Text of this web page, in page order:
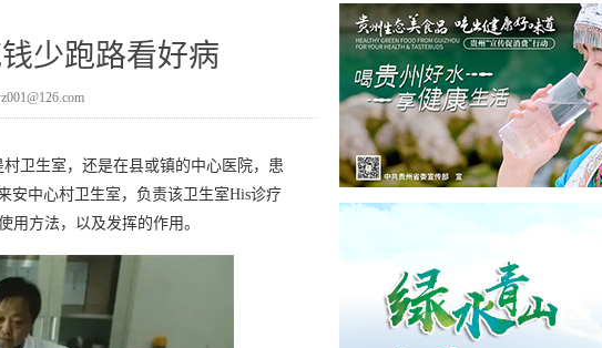
少跑路看好病
卫生室，还是在县或镇的中心医院，患
安中心村卫生室，负责该卫生室His诊疗
用方法，以及发挥的作用。